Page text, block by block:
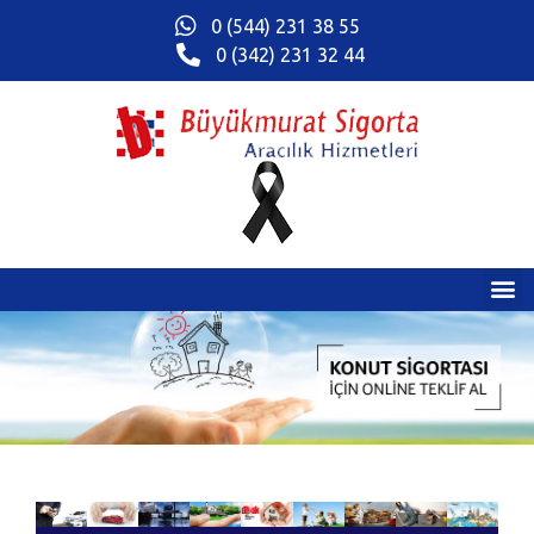
0 (544) 231 38 55
0 (342) 231 32 44